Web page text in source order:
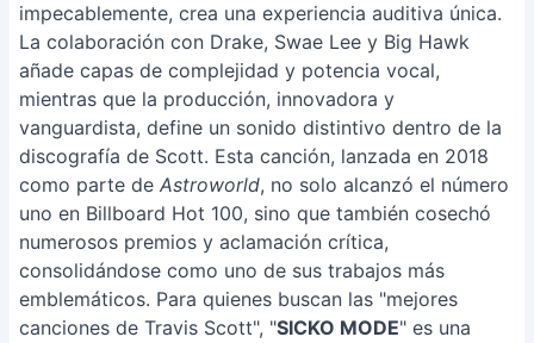
impecablemente, crea una experiencia auditiva única.
La colaboración con Drake, Swae Lee y Big Hawk
añade capas de complejidad y potencia vocal,
mientras que la producción, innovadora y
vanguardista, define un sonido distintivo dentro de la
discografía de Scott. Esta canción, lanzada en 2018
como parte de Astroworld, no solo alcanzó el número
uno en Billboard Hot 100, sino que también cosechó
numerosos premios y aclamación crítica,
consolidándose como uno de sus trabajos más
emblemáticos. Para quienes buscan las "mejores
canciones de Travis Scott", "SICKO MODE" es una